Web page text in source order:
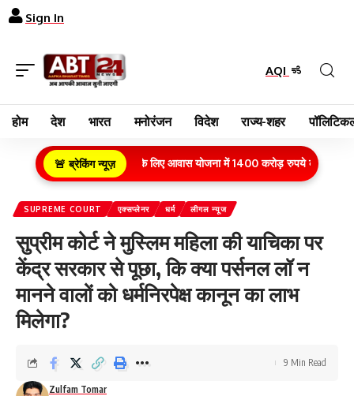
Sign In
AQI
होम देश भारत मनोरंजन विदेश राज्य-शहर
🚨 ब्रेकिंग न्यूज़
क्षेत्र के गरीब परिवारों के लिए आवास योजना में 1400 करोड़ रुपये का बजट वित्तीय
SUPREME COURT एक्सप्लेनर धर्म लीगल न्यूज
सुप्रीम कोर्ट ने मुस्लिम महिला की याचिका पर
केंद्र सरकार से पूछा, कि क्या पर्सनल लॉ न
मानने वालों को धर्मनिरपेक्ष कानून का लाभ
मिलेगा?
Zulfam Tomar
9 Min Read